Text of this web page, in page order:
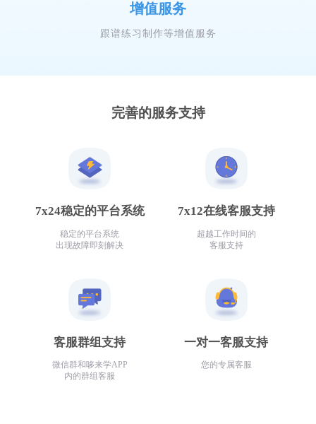
增值服务
跟谱练习制作等增值服务
完善的服务支持
7x24稳定的平台系统
稳定的平台系统
出现故障即刻解决
7x12在线客服支持
超越工作时间的
客服支持
客服群组支持
微信群和哆来学APP
内的群组客服
一对一客服支持
您的专属客服